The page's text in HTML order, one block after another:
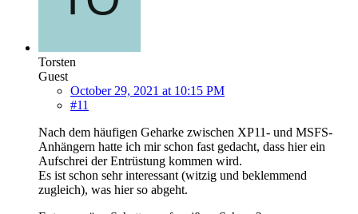
Torsten
Guest
October 29, 2021 at 10:15 PM
#11
Nach dem häufigen Geharke zwischen XP11- und MSFS-
Anhängern hatte ich mir schon fast gedacht, dass hier ein
Aufschrei der Entrüstung kommen wird.
Es ist schon sehr interessant (witzig und beklemmend
zugleich), was hier so abgeht.